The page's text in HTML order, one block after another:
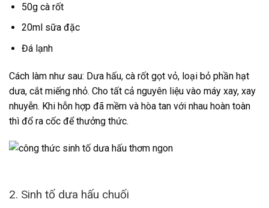
50g cà rốt
20ml sữa đặc
Đá lạnh
Cách làm như sau: Dưa hấu, cà rốt gọt vỏ, loại bỏ phần hạt
dưa, cắt miếng nhỏ. Cho tất cả nguyên liệu vào máy xay, xay
nhuyễn. Khi hỗn hợp đã mềm và hòa tan với nhau hoàn toàn
thì đổ ra cốc để thưởng thức.
2. Sinh tố dưa hấu chuối